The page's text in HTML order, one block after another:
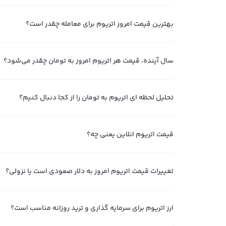
تاریخچه قیمت اتریوم از ابتدا؛ به تفکیک سال‌های
بررسی اجمالی از گذشته ارزهای مختلف داشته باشد.
دارد؟ آیا این پروژه برای سرمایه‌گذاری مناسب است یا خیر.
بهترین قیمت امروز اتریوم برای معامله چقدر است؟
سال آینده، قیمت هر اتریوم امروز به تومان چقدر می‌شود؟
تحلیل لحظه ای اتریوم به تومان را از کجا دنبال کنیم؟
قیمت اتریوم انلاین یعنی چه؟
تغییرات قیمت اتریوم امروز به دلار صعودی است یا نزولی؟
ارز اتریوم برای سرمایه‌ گذاری و ترید روزانه مناسب است؟